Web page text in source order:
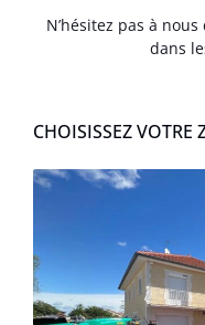
N’hésitez pas à
dans
CHOISISSEZ